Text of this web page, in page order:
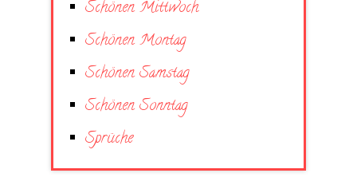
Schönen Mittwoch
Schönen Montag
Schönen Samstag
Schönen Sonntag
Sprüche